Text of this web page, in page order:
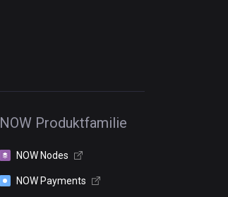
NOW Produktfamilie
NOW Nodes
NOW Payments